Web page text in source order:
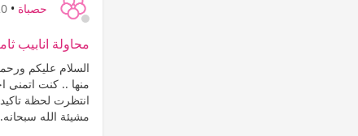
حصباة •
20
محاولة انابيب
السلام عليكم
منها .. كنت اتمنى
انتظرت لحظة
مشيئة الله